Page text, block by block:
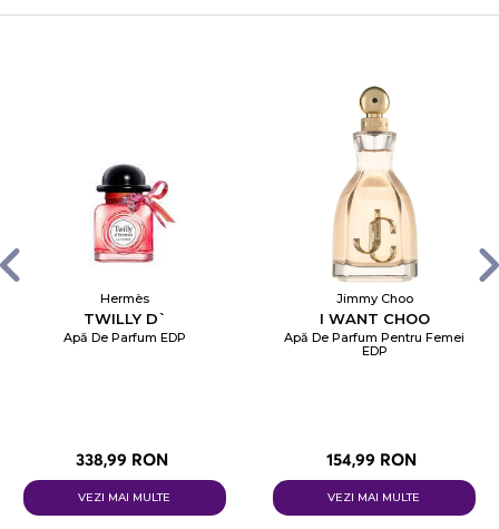
Hermès
TWILLY D`
Apă De Parfum EDP
338,99 RON
VEZI MAI MULTE
Jimmy Choo
I WANT CHOO
Apă De Parfum Pentru Femei
EDP
154,99 RON
VEZI MAI MULTE